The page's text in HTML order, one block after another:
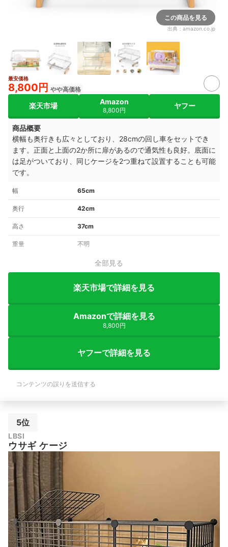
この商品を見る
出典： amazon.co.jp
最安価格
8,800円 やや高価格
楽天市場 Amazon
8,800円
ヤフー
商品概要
横幅も奥行きも広々としており、28cmの回し車をセットでき
ます。正面と上面の2か所に扉があるので通気性も良好。底面に
は足がついており、同じケージを2つ重ねて設置することも可能
です。
幅 65cm
奥行 42cm
高さ 37cm
重量 不明
全部見る
楽天市場で詳細を見る
Amazonで詳細を見る
8,800円
ヤフーで詳細を見る
コンテンツの誤りを送信する
5位
LBSI
ウサギ ケージ